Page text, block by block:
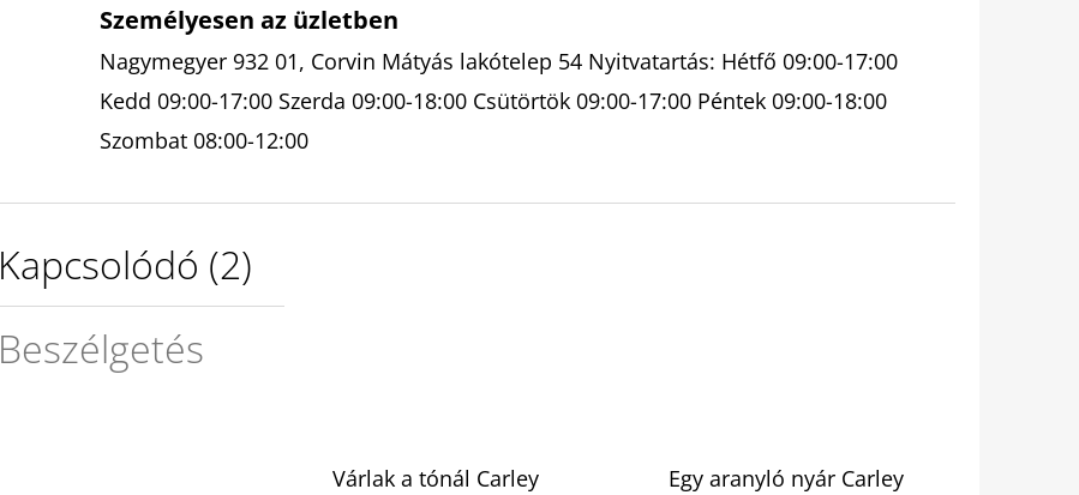
Személyesen az üzletben
Nagymegyer 932 01, Corvin Mátyás lakótelep 54 Nyitvatartás: Hétfő 09:00-17:00
Kedd 09:00-17:00 Szerda 09:00-18:00 Csütörtök 09:00-17:00 Péntek 09:00-18:00
Szombat 08:00-12:00
Kapcsolódó (2)
Beszélgetés
Várlak a tónál Carley
Egy aranyló nyár Carley